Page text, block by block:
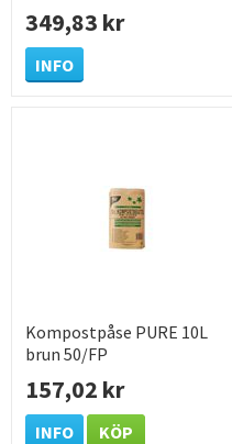
349,83 kr
INFO
Kompostpåse PURE 10L
brun 50/FP
157,02 kr
INFO KÖP